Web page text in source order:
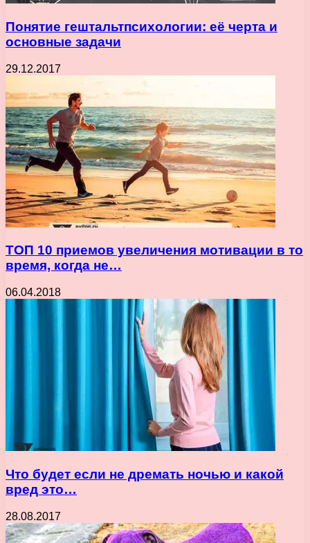
Понятие гештальтпсихологии: её черта и
основные задачи
29.12.2017
ТОП 10 приемов увеличения мотивации в то
время, когда не…
06.04.2018
Что будет если не дремать ночью и какой
вред это…
28.08.2017